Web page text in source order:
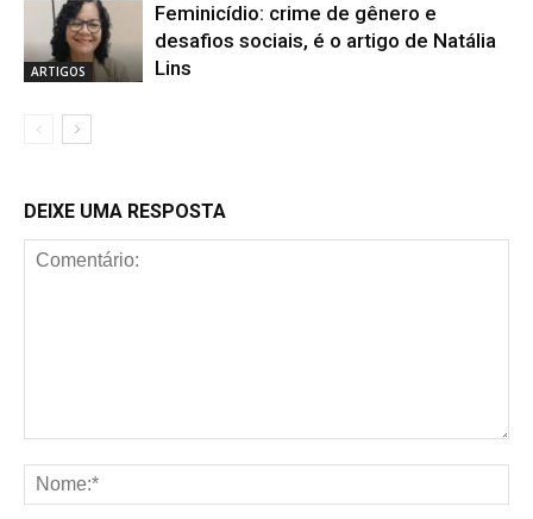
ARTIGOS
Feminicídio: crime de gênero e
desafios sociais, é o artigo de Natália
Lins
DEIXE UMA RESPOSTA